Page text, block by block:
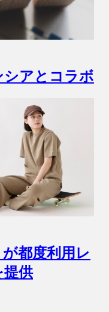
アとコラボ
都度利用レ
提供